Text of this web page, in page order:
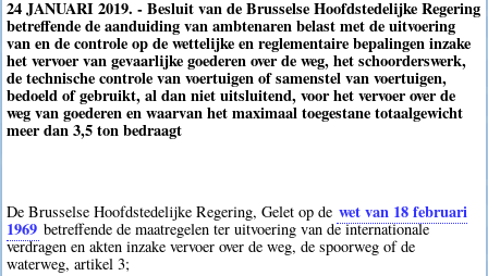
24 JANUARI 2019. - Besluit van de Brusselse Hoofdstedelijke Regering
betreffende de aanduiding van ambtenaren belast met de uitvoering
van en de controle op de wettelijke en reglementaire bepalingen inzake
het vervoer van gevaarlijke goederen over de weg, het schoorderswerk,
de technische controle van voertuigen of samenstel van voertuigen,
bedoeld of gebruikt, al dan niet uitsluitend, voor het vervoer over de
weg van goederen en waarvan het maximaal toegestane totaalgewicht
meer dan 3,5 ton bedraagt
De Brusselse Hoofdstedelijke Regering, Gelet op de wet van 18 februari
1969 betreffende de maatregelen ter uitvoering van de internationale
verdragen en akten inzake vervoer over de weg, de spoorweg of de
waterweg, artikel 3;